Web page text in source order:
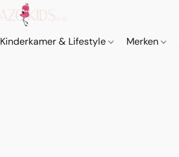
Kinderkamer & Lifestyle Merken